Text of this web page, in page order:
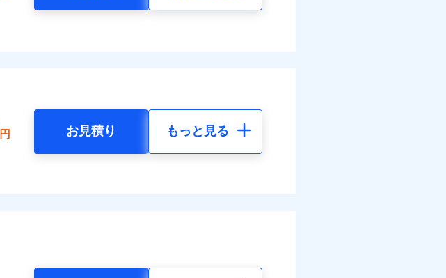
円 お見積り もっと見る